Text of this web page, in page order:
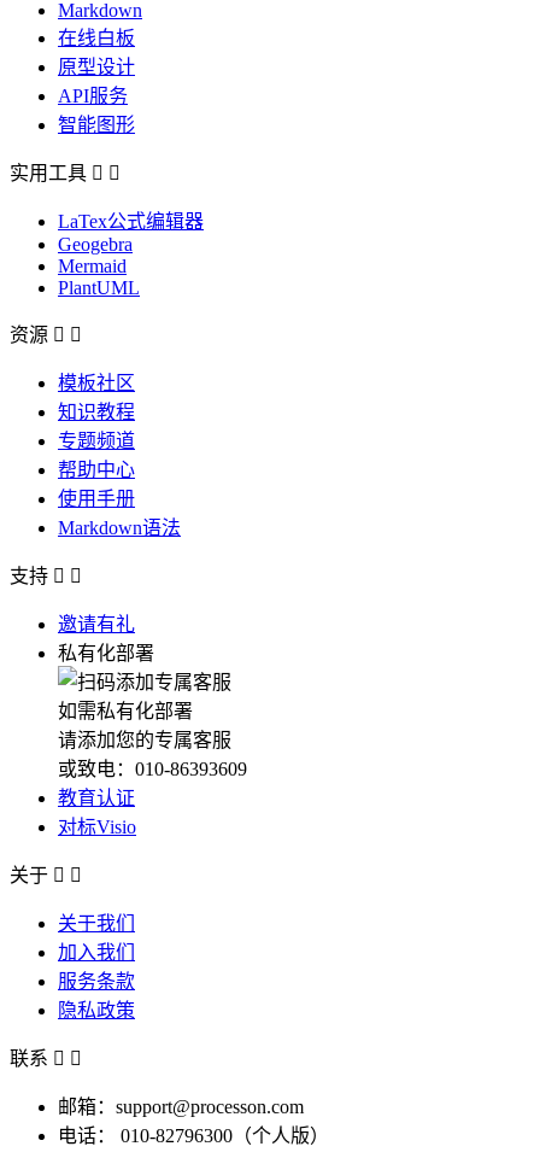
Markdown
在线白板
原型设计
API服务
智能图形
实用工具  
LaTex公式编辑器
Geogebra
Mermaid
PlantUML
资源  
模板社区
知识教程
专题频道
帮助中心
使用手册
Markdown语法
支持  
邀请有礼
私有化部署
如需私有化部署
请添加您的专属客服
或致电：010-86393609
教育认证
对标Visio
关于  
关于我们
加入我们
服务条款
隐私政策
联系  
邮箱：support@processon.com
电话：
010-82796300（个人版）